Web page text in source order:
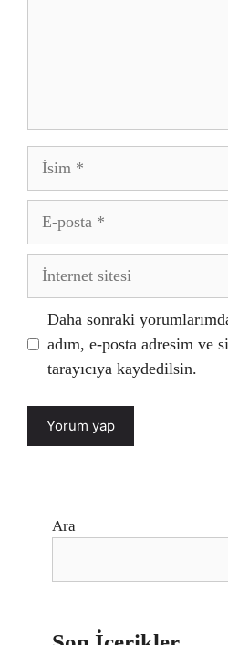
İsim
posta
İnternet
Daha sonraki
adım, e-posta adresim ve
tarayıcıya kaydedilsin.
Ara